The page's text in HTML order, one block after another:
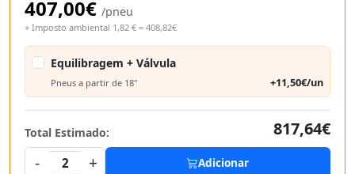
407,00€ /pneu
+ Imposto ambiental 1,82 € = 408,82€
Equilibragem + Válvula
Pneus a partir de 18" +11,50€/un
Total Estimado:
817,64€
-
2 + Adicionar